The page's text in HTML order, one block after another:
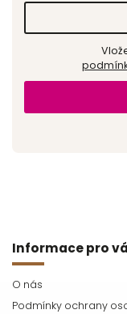
Informace pro
O nás
Podmínky ochrany